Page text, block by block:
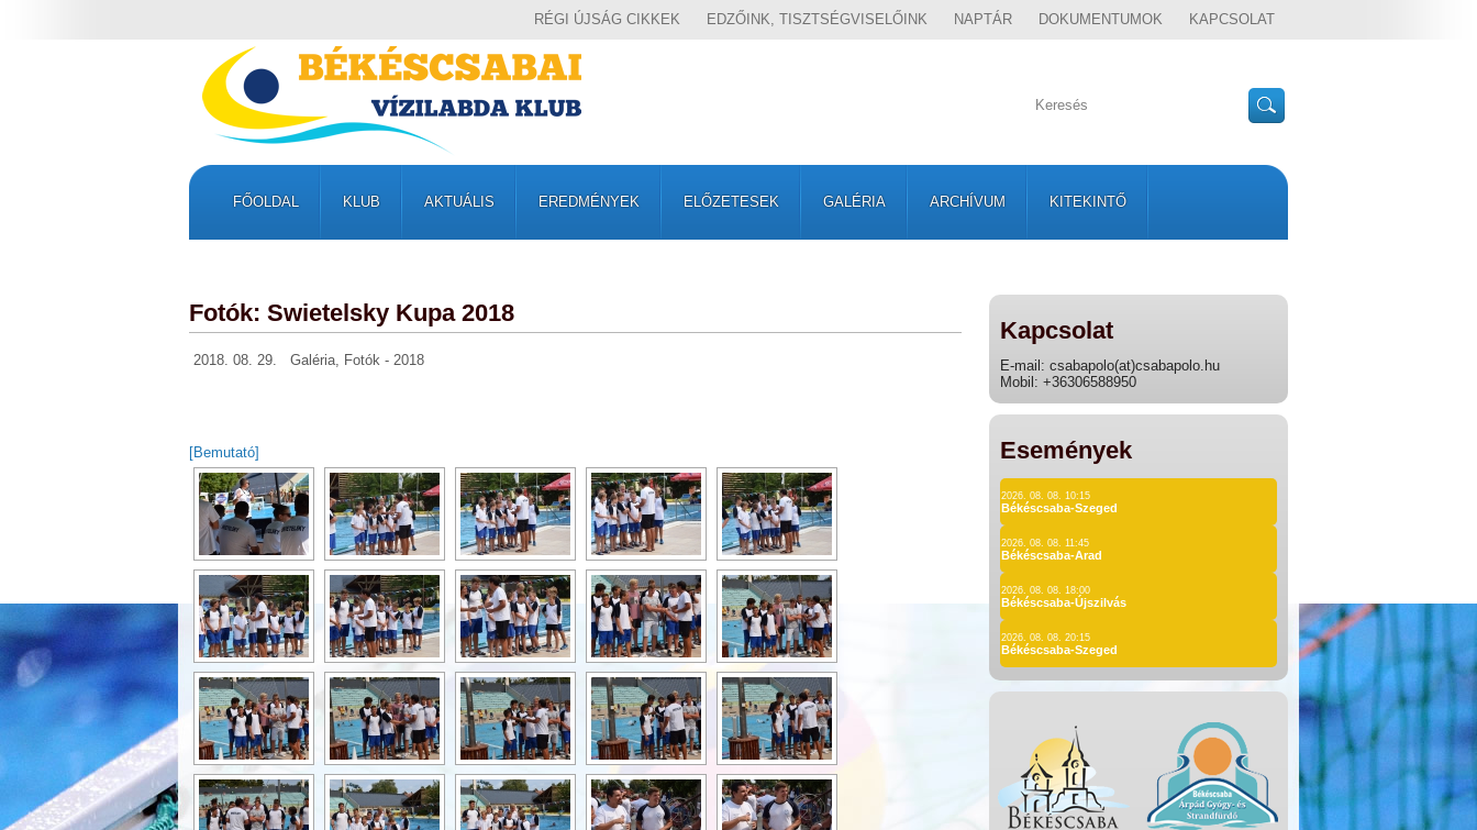
RÉGI ÚJSÁG CIKKEK EDZŐINK, TISZTSÉGVISELŐINK NAPTÁR DOKUMENTUMOK KAPCSOLAT
FŐOLDAL KLUB AKTUÁLIS EREDMÉNYEK ELŐZETESEK GALÉRIA ARCHÍVUM KITEKINTŐ
Kapcsolat
E-mail: csabapolo(at)csabapolo.hu
Mobil: +36306588950
Események
2026. 08. 08. 10:15
Békéscsaba-Szeged
2026. 08. 08. 11:45
Békéscsaba-Arad
2026. 08. 08. 18:00
Békéscsaba-Újszilvás
2026. 08. 08. 20:15
Békéscsaba-Szeged
Fotók: Swietelsky Kupa 2018
2018. 08. 29. Galéria, Fotók - 2018
[Bemutató]